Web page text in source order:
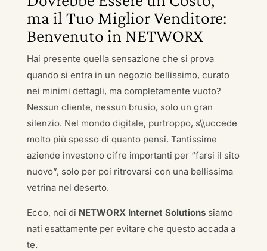
ma il Tuo Miglior Venditore:
Benvenuto in NETWORX
Hai presente quella sensazione che si prova
quando si entra in un negozio bellissimo, curato
nei minimi dettagli, ma completamente vuoto?
Nessun cliente, nessun brusio, solo un gran
silenzio. Nel mondo digitale, purtroppo, s\\uccede
molto più spesso di quanto pensi. Tantissime
aziende investono cifre importanti per “farsi il sito
nuovo”, solo per poi ritrovarsi con una bellissima
vetrina nel deserto.
Ecco, noi di NETWORX Internet Solutionssiamo
nati esattamente per evitare che questo accada a
te.